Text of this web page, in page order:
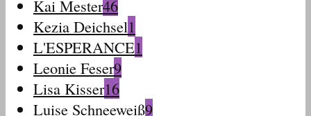
Kai Mester46
Kezia Deichsel1
L'ESPERANCE1
Leonie Feser9
Lisa Kisser16
Luise Schneeweiß9